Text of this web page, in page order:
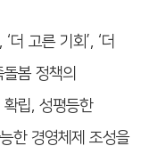
더 고른 기회’, ‘더
봄 정책의
립, 성평등한
한 경영체제 조성을